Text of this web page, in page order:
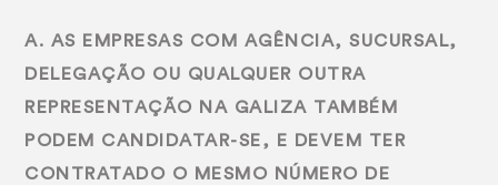
A. AS EMPRESAS COM AGÊNCIA, SUCURSAL,
DELEGAÇÃO OU QUALQUER OUTRA
REPRESENTAÇÃO NA GALIZA TAMBÉM
PODEM CANDIDATAR-SE, E DEVEM TER
CONTRATADO O MESMO NÚMERO DE